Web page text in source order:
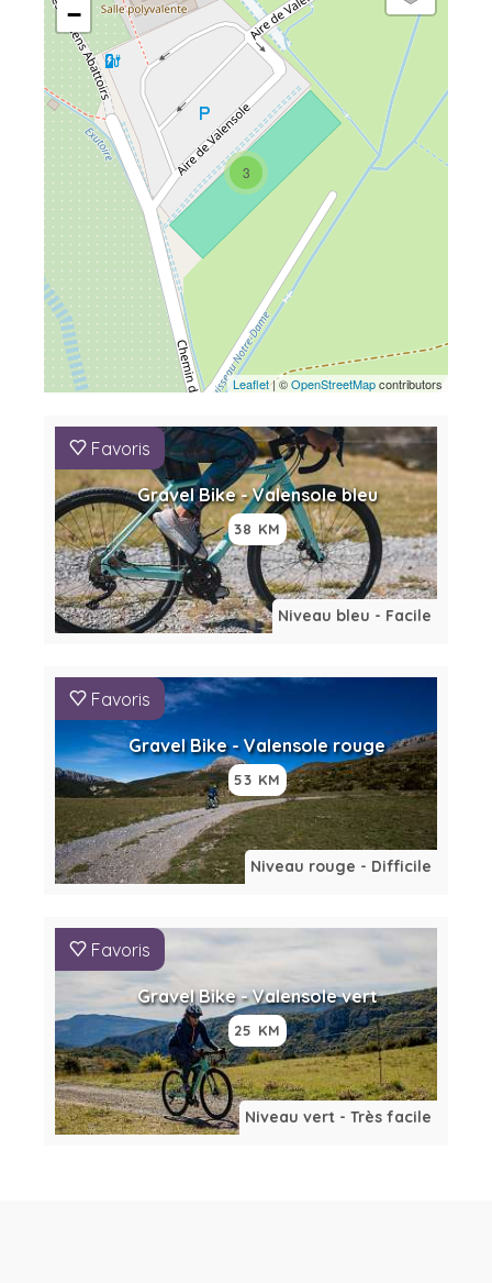
3
−
Leaflet| ©OpenStreetMapcontributors
Favoris
Gravel Bike - Valensole bleu
38 KM
Niveau bleu - Facile
Favoris
Gravel Bike - Valensole rouge
53 KM
Niveau rouge - Difficile
Favoris
Gravel Bike - Valensole vert
25 KM
Niveau vert - Très facile